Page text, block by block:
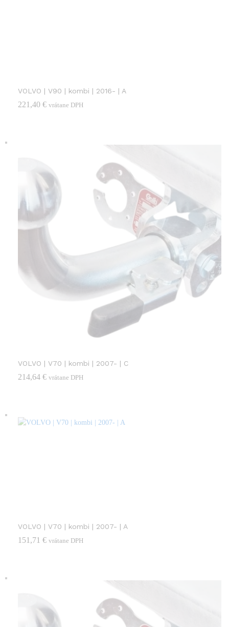
VOLVO | V90 | kombi | 2016- | A
221,40 € vrátane DPH
VOLVO | V70 | kombi | 2007- | C
214,64 € vrátane DPH
VOLVO | V70 | kombi | 2007- | A
151,71 € vrátane DPH